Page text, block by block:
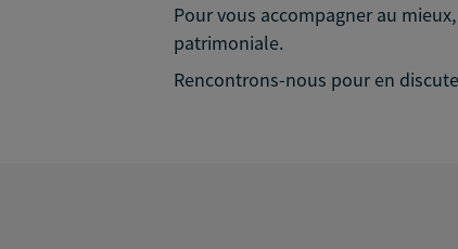
Pour vous accompagner au
patrimoniale.
Rencontrons-nous pour en